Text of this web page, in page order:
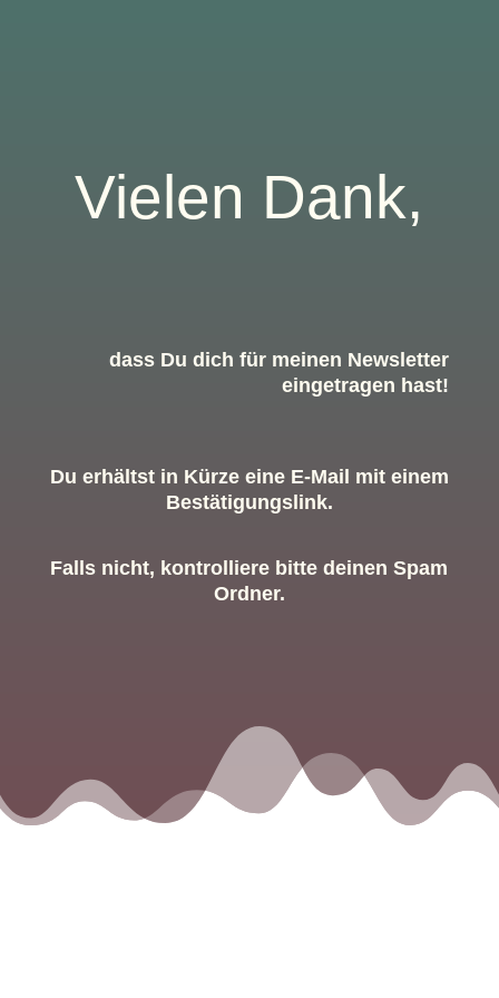
Vielen Dank,
dass Du dich für meinen Newsletter
eingetragen hast!
Du erhältst in Kürze eine E-Mail mit einem
Bestätigungslink.
Falls nicht, kontrolliere bitte deinen Spam
Ordner.